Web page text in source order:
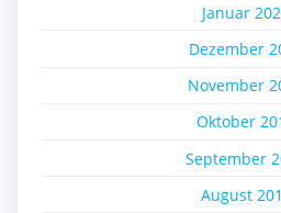
Januar
Dezember
November
Oktober
September
August